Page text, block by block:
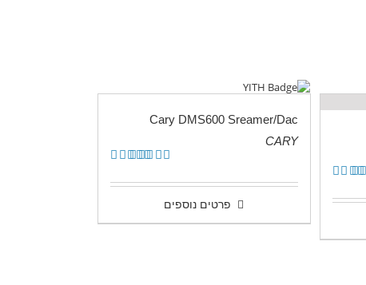
Cary DMS600 Sreamer/Dac
CARY
מתוך 5
פרטים נוספים